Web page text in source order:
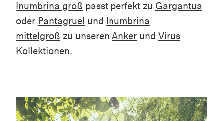
Inumbrina groß passt perfekt zu Gargantua
oder Pantagruel und Inumbrina
mittelgroß zu unseren Anker und Virus
Kollektionen.